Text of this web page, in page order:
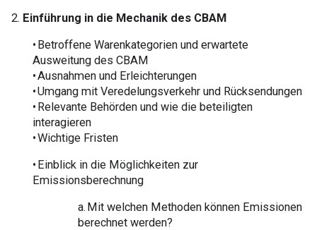
2. Einführung in die Mechanik des CBAM
• Betroffene Warenkategorien und erwartete
Ausweitung des CBAM
• Ausnahmen und Erleichterungen
• Umgang mit Veredelungsverkehr und Rücksendungen
• Relevante Behörden und wie die beteiligten
interagieren
• Wichtige Fristen
• Einblick in die Möglichkeiten zur
Emissionsberechnung
a. Mit welchen Methoden können Emissionen
berechnet werden?